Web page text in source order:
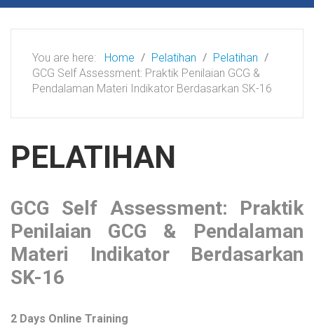
You are here: Home Pelatihan
Pelatihan
GCG Self Assessment: Praktik Penilaian GCG &
Pendalaman Materi Indikator Berdasarkan SK-16
PELATIHAN
GCG Self Assessment: Praktik
Penilaian GCG & Pendalaman
Materi Indikator Berdasarkan
SK-16
2 Days Online Training